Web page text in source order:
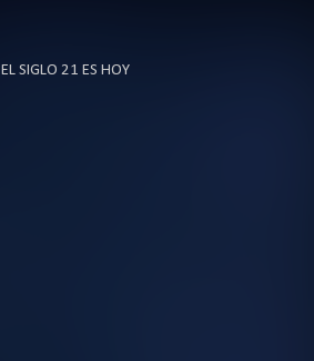
EL SIGLO 21 ES HOY